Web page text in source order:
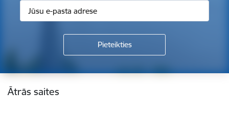
Kājene
Ātrās saites